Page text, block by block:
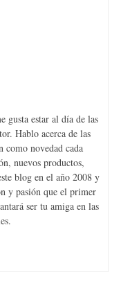
gusta estar al día de las
Hablo acerca de las
como novedad cada
nuevos productos,
blog en el año 2008 y
y pasión que el primer
ser tu amiga en las